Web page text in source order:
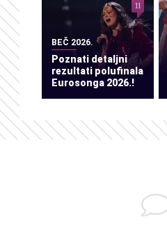
BEČ 2026.
Poznati detaljni
rezultati polufinala
Eurosonga 2026.!
11